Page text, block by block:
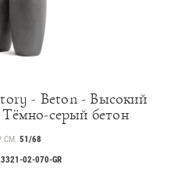
- Beton - Высокий
серый бетон
СМ. 51/68
02-070-GR